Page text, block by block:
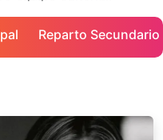
Reparto Secundario